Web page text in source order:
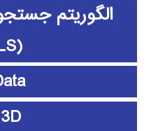
الگوریتم
(GELS)